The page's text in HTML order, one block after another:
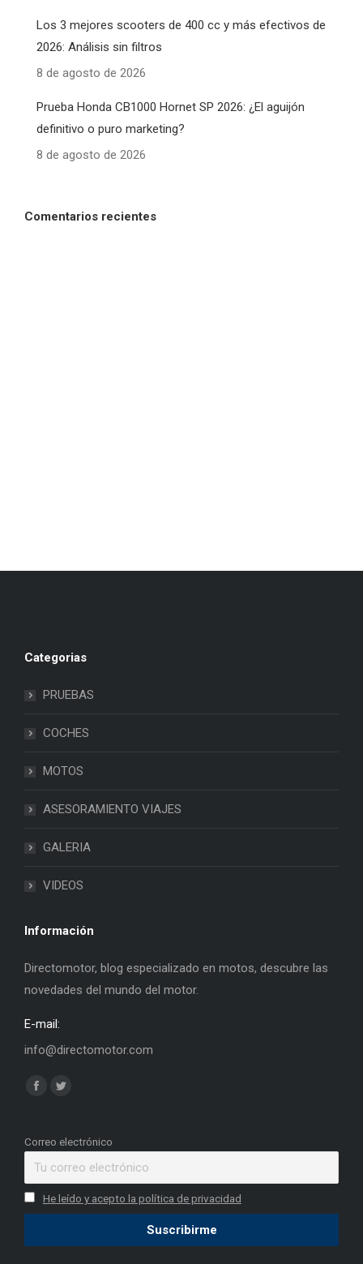
Los 3 mejores scooters de 400 cc y más efectivos de
2026: Análisis sin filtros
8 de agosto de 2026
Prueba Honda CB1000 Hornet SP 2026: ¿El aguijón
definitivo o puro marketing?
8 de agosto de 2026
Comentarios recientes
Categorias
PRUEBAS
COCHES
MOTOS
ASESORAMIENTO VIAJES
GALERIA
VIDEOS
Información
Directomotor, blog especializado en motos, descubre las
novedades del mundo del motor.
E-mail:
info@directomotor.com
Find us on:
Facebook
opens
window
Twitter
opens
window
Correo electrónico
He leído y acepto la política de privacidad